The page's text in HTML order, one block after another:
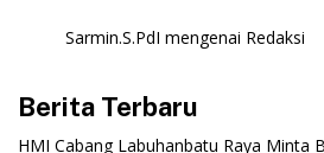
Sarmin.S.PdI mengenai Redaksi
Berita Terbaru
‎HMI Cabang Labuhanbatu Raya Minta